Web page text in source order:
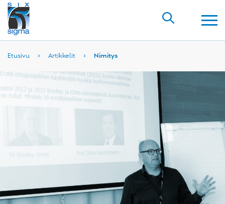
Etusivu › Artikkelit › Nimitys